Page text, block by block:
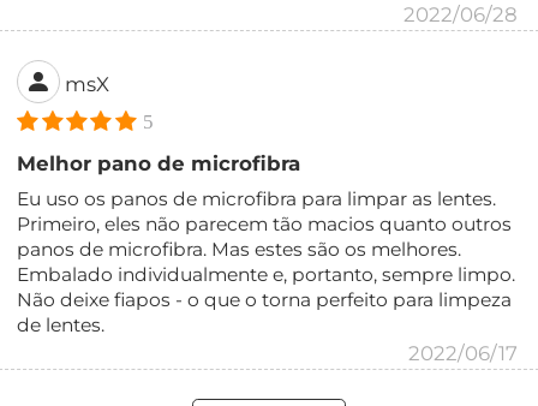
2022/06/28
msX
5
Melhor pano de microfibra
Eu uso os panos de microfibra para limpar as lentes.
Primeiro, eles não parecem tão macios quanto outros
panos de microfibra. Mas estes são os melhores.
Embalado individualmente e, portanto, sempre limpo.
Não deixe fiapos - o que o torna perfeito para limpeza
de lentes.
2022/06/17